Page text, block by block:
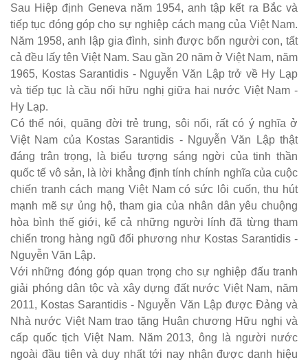
Sau Hiệp định Geneva năm 1954, anh tập kết ra Bắc và
tiếp tục đóng góp cho sự nghiệp cách mạng của Việt Nam.
Năm 1958, anh lập gia đình, sinh được bốn người con, tất
cả đều lấy tên Việt Nam. Sau gần 20 năm ở Việt Nam, năm
1965, Kostas Sarantidis - Nguyễn Văn Lập trở về Hy Lạp
và tiếp tục là cầu nối hữu nghị giữa hai nước Việt Nam -
Hy Lạp.
Có thể nói, quãng đời trẻ trung, sôi nổi, rất có ý nghĩa ở
Việt Nam của Kostas Sarantidis - Nguyễn Văn Lập thật
đáng trân trọng, là biểu tượng sáng ngời của tinh thần
quốc tế vô sản, là lời khẳng định tính chính nghĩa của cuộc
chiến tranh cách mạng Việt Nam có sức lôi cuốn, thu hút
mạnh mẽ sự ủng hộ, tham gia của nhân dân yêu chuộng
hòa bình thế giới, kể cả những người lính đã từng tham
chiến trong hàng ngũ đối phương như Kostas Sarantidis -
Nguyễn Văn Lập.
Với những đóng góp quan trọng cho sự nghiệp đấu tranh
giải phóng dân tộc và xây dựng đất nước Việt Nam, năm
2011, Kostas Sarantidis - Nguyễn Văn Lập được Đảng và
Nhà nước Việt Nam trao tặng Huân chương Hữu nghị và
cấp quốc tịch Việt Nam. Năm 2013, ông là người nước
ngoài đầu tiên và duy nhất tới nay nhận được danh hiệu